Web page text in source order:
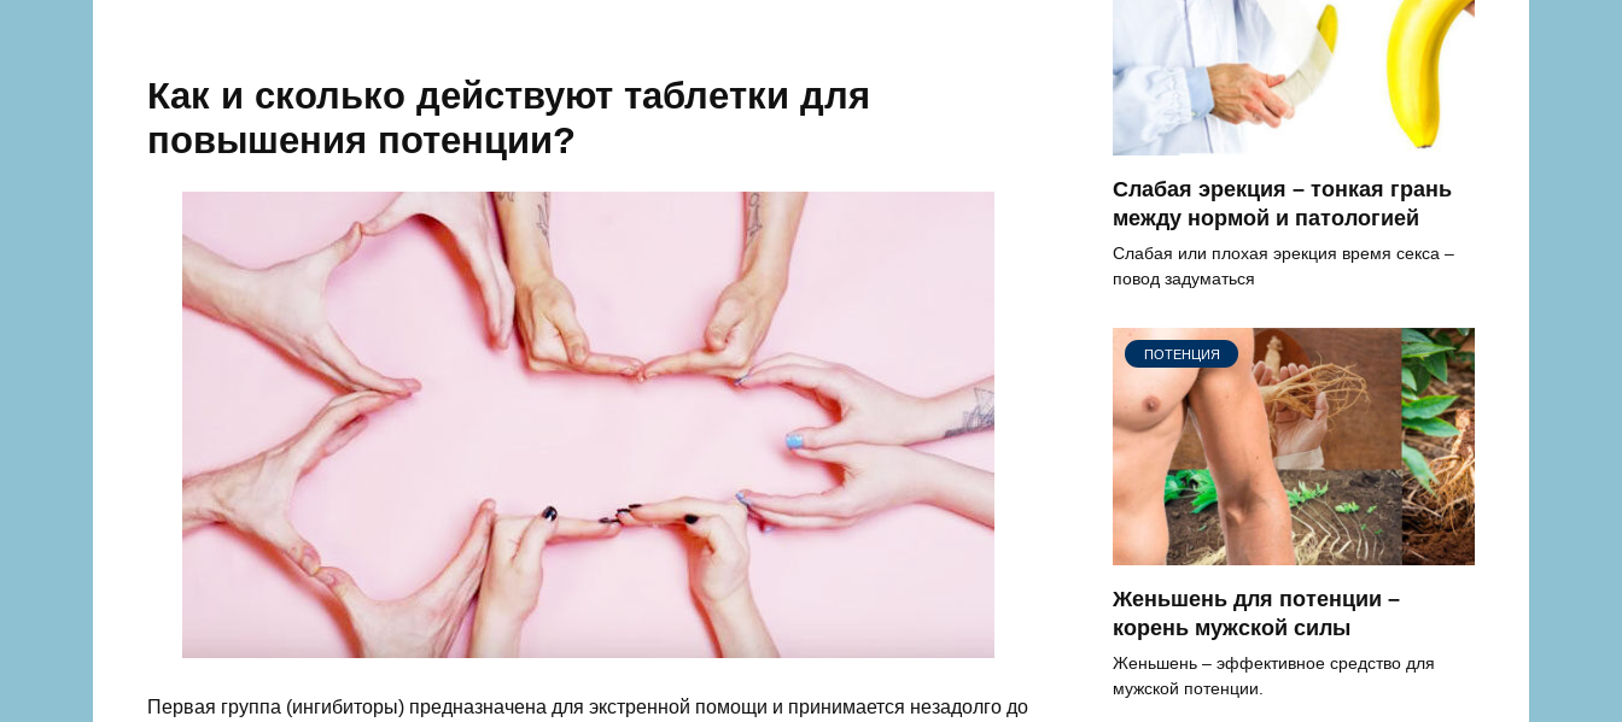
Как и сколько действуют таблетки для
повышения потенции?
Первая группа (ингибиторы) предназначена для экстренной помощи и принимается незадолго до
Слабая эрекция – тонкая грань
между нормой и патологией
Слабая или плохая эрекция время секса –
повод задуматься
ПОТЕНЦИЯ
Женьшень для потенции –
корень мужской силы
Женьшень – эффективное средство для
мужской потенции.